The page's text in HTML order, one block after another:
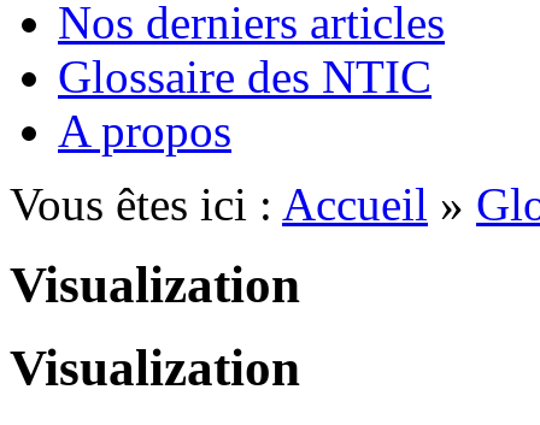
Nos derniers articles
Glossaire des NTIC
A propos
Vous êtes ici : Accueil »
Visualization
Visualization